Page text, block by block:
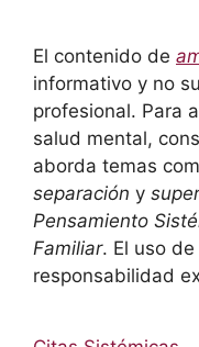
El contenido de
informativo y no
profesional. Para
salud mental,
aborda temas
separación y
Pensamiento
Familiar. El uso
responsabilidad